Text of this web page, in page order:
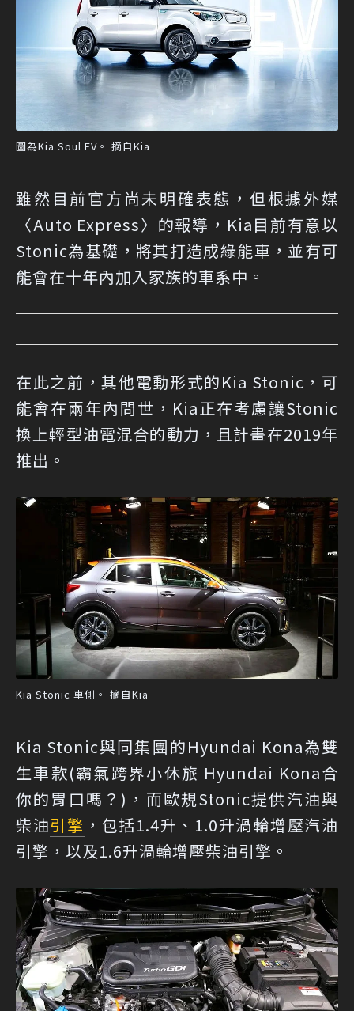
圖為Kia Soul EV。 摘自Kia
雖然目前官方尚未明確表態，但根據外媒
〈Auto Express〉的報導，Kia目前有意以
Stonic為基礎，將其打造成綠能車，並有可
能會在十年內加入家族的車系中。
在此之前，其他電動形式的Kia Stonic，可
能會在兩年內問世，Kia正在考慮讓Stonic
換上輕型油電混合的動力，且計畫在2019年
推出。
Kia Stonic 車側。 摘自Kia
Kia Stonic與同集團的Hyundai Kona為雙
生車款(霸氣跨界小休旅 Hyundai Kona合
你的胃口嗎？)，而歐規Stonic提供汽油與
柴油引擎 ，包括1.4升、1.0升渦輪增壓汽油
引擎，以及1.6升渦輪增壓柴油引擎。